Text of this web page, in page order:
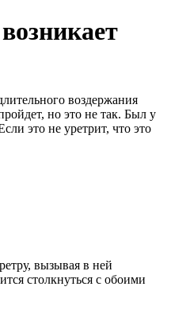
воздержания
но это не так. Был у
это не уретрит, что это
вызывая в ней
столкнуться с обоими